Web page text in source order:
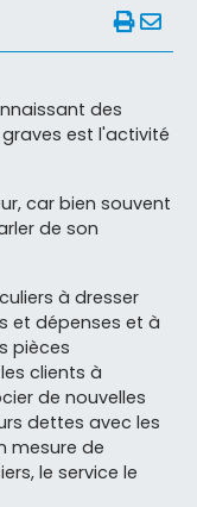
des
est l'activité
car bien souvent
de son
à dresser
et dépenses et à
pièces
clients à
de nouvelles
dettes avec les
mesure de
le service le